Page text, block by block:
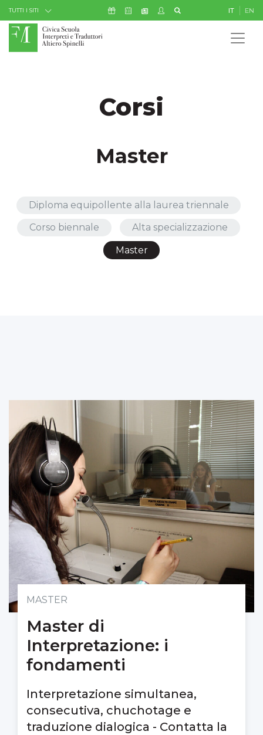
Skip to Content
TUTTI I SITI Icona Sostienici
Icona Calendario Eventi
Icona Newsletter
Icona My Civica IT EN
Corsi
Master
Diploma equipollente alla laurea triennale
Corso biennale Alta specializzazione
Master
MASTER
Master di
Interpretazione: i
fondamenti
Interpretazione simultanea,
consecutiva, chuchotage e
traduzione dialogica - Contatta la